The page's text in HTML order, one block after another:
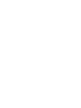
facebook